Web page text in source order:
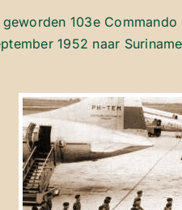
103e
1952 naar